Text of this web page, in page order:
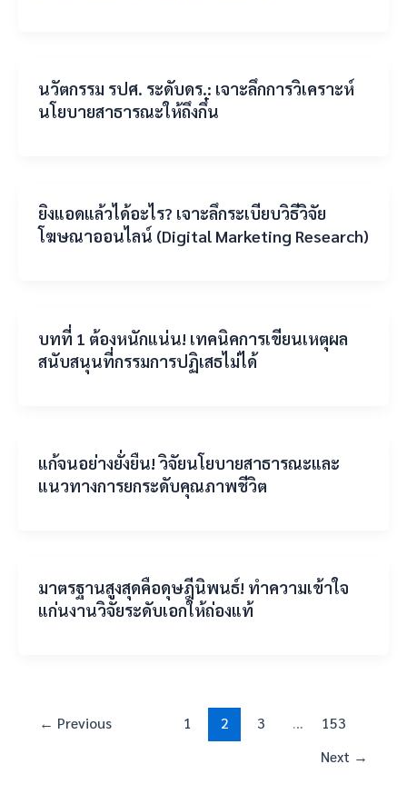
นวัตกรรม รปศ. ระดับดร.: เจาะลึกการวิเคราะห์
นโยบายสาธารณะให้ถึงกึ๋น
ยิงแอดแล้วได้อะไร? เจาะลึกระเบียบวิธีวิจัย
โฆษณาออนไลน์ (Digital Marketing Research)
บทที่ 1 ต้องหนักแน่น! เทคนิคการเขียนเหตุผล
สนับสนุนที่กรรมการปฏิเสธไม่ได้
แก้จนอย่างยั่งยืน! วิจัยนโยบายสาธารณะและ
แนวทางการยกระดับคุณภาพชีวิต
มาตรฐานสูงสุดคือดุษฎีนิพนธ์! ทำความเข้าใจ
แก่นงานวิจัยระดับเอกให้ถ่องแท้
← Previous 1 2 3 …
153
Next →